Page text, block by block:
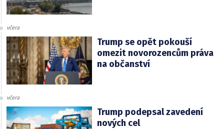
včera
Trump se opět pokouší
omezit novorozencům práva
na občanství
včera
Trump podepsal zavedení
nových cel